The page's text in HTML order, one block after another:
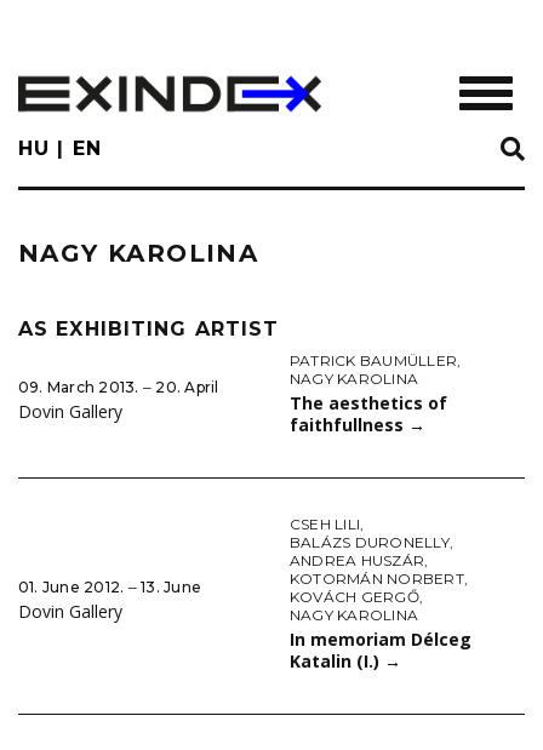
main
content
HU EN
NAGY KAROLINA
AS EXHIBITING ARTIST
09. March 2013. ‒ 20. April
Dovin Gallery
PATRICK BAUMÜLLER,
NAGY KAROLINA
The aesthetics of
faithfullness →
01. June 2012. ‒ 13. June
Dovin Gallery
CSEH LILI,
BALÁZS DURONELLY,
ANDREA HUSZÁR,
KOTORMÁN NORBERT,
KOVÁCH GERGŐ,
NAGY KAROLINA
In memoriam Délceg
Katalin (I.) →